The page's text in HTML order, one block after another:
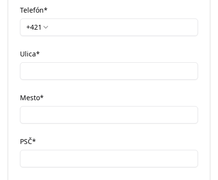
Telefón*
+421
Ulica*
Mesto*
PSČ*